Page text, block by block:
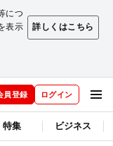
につ
表示
詳しくはこちら
員登録 ログイン
特集 ビジネス